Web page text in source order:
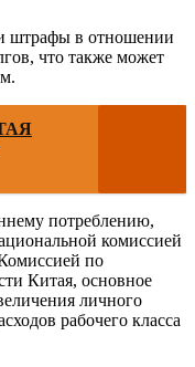
штрафы в отношении
что также может
потреблению,
комиссией
по
Китая, основное
личного
рабочего класса